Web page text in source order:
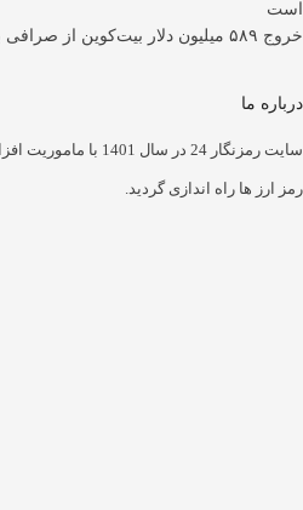
سایت رمزنگار 24 در سال 1401 با
اندازی گردید.